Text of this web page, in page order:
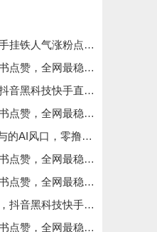
抖音黑科技云端商城免费公布
定绿色的项目，小红书启动
间人气涨粉点赞云端商城免费送
定绿色的项目，全网一起推
AVAX，首码上线速度上车！
定绿色的项目，价格拉满的哦
定绿色的项目，今年再加油
人涨粉云端商城真能逆袭赚钱
定绿色的项目，完美来拉新